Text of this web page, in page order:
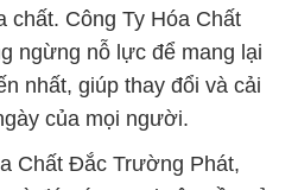
chất. Công Ty Hóa Chất
ngừng nỗ lực để mang lại
nhất, giúp thay đổi và cải
của mọi người.
Chất Đắc Trường Phát,